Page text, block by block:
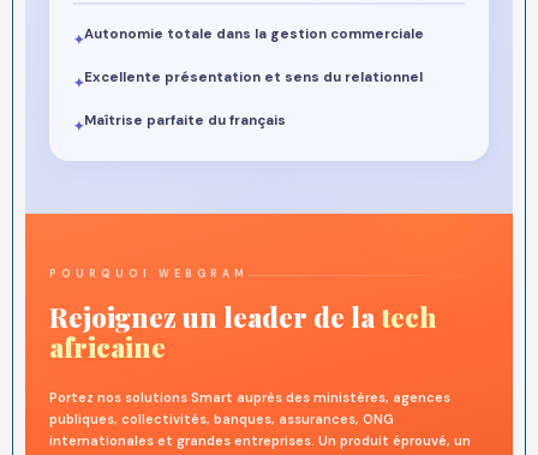
✦Autonomie totale dans la gestion commerciale
✦Excellente présentation et sens du relationnel
✦Maîtrise parfaite du français
POURQUOI WEBGRAM
Rejoignez un leader de latech
africaine
Portez nos solutions Smart auprès des ministères, agences
publiques, collectivités, banques, assurances, ONG
internationales et grandes entreprises. Un produit éprouvé, un